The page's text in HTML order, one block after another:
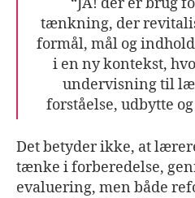
tænkning, der
formål, mål og
i en ny kontekst,
undervisning til
forståelse, udbytte
Det betyder ikke, at
tænke i forberedelse,
evaluering, men både